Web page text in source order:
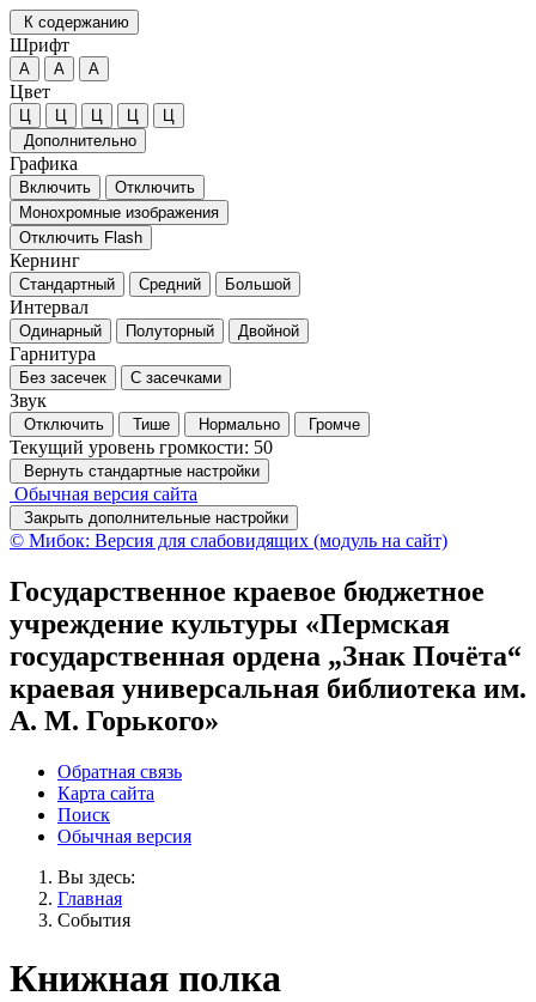
К содержанию
Шрифт
А А А
Цвет
Ц Ц Ц Ц
Ц
Дополнительно
Графика
Включить
Отключить
Монохромные изображения
Отключить Flash
Кернинг
Стандартный Средний Большой
Интервал
Одинарный Полуторный Двойной
Гарнитура
Без засечек С засечками
Звук
Отключить Тише Нормально Громче
Текущий уровень громкости: 50
Вернуть стандартные настройки
Обычная версия сайта
Закрыть дополнительные настройки
© Мибок: Версия для слабовидящих (модуль на сайт)
Государственное краевое бюджетное
учреждение культуры «Пермская
государственная ордена „Знак Почёта“
краевая универсальная библиотека им.
А. М. Горького»
Обратная связь
Карта сайта
Поиск
Обычная версия
Вы здесь:
Главная
События
Книжная полка